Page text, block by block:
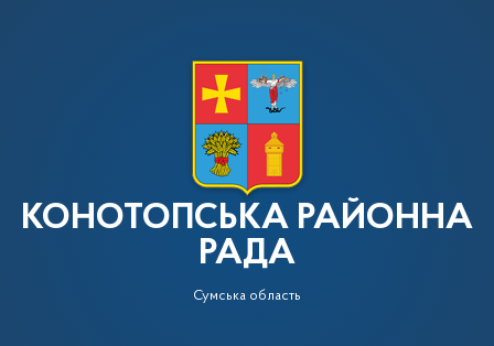
КОНОТОПСЬКА РАЙОННА
РАДА
Сумська область